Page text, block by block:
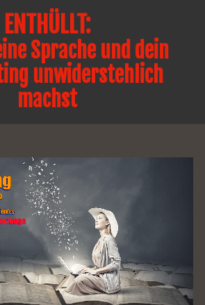
ENTHÜLLT:
Sprache und dein
unwiderstehlich
machst